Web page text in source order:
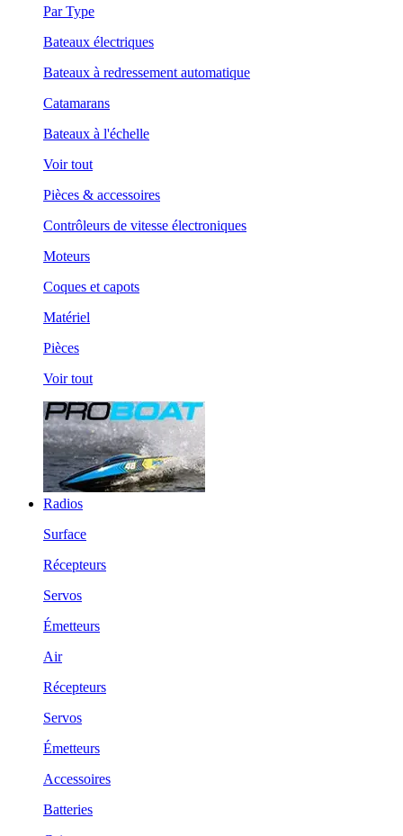
Par Type
Bateaux électriques
Bateaux à redressement automatique
Catamarans
Bateaux à l'échelle
Voir tout
Pièces & accessoires
Contrôleurs de vitesse électroniques
Moteurs
Coques et capots
Matériel
Pièces
Voir tout
Radios
Surface
Récepteurs
Servos
Émetteurs
Air
Récepteurs
Servos
Émetteurs
Accessoires
Batteries